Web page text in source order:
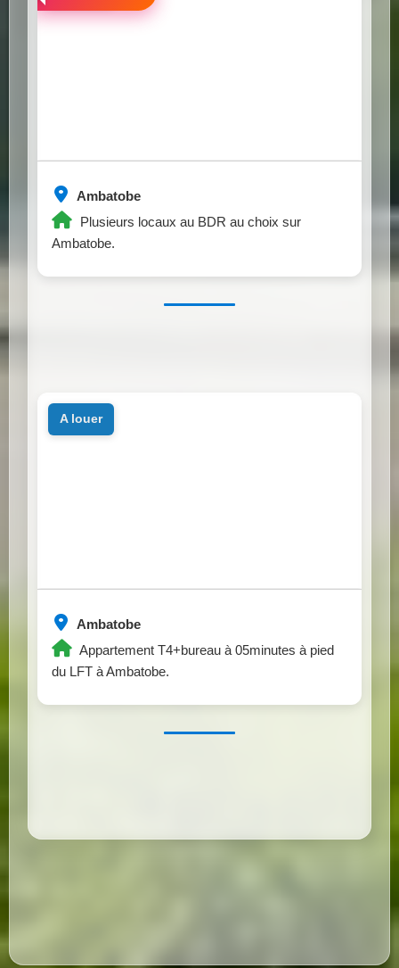
Ambatobe
Plusieurs locaux au BDR au choix sur
Ambatobe.
Ambatobe
Appartement T4+bureau à 05minutes à pied
du LFT à Ambatobe.
a louer